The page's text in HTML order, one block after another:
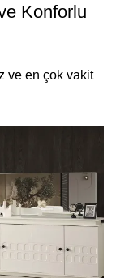
Konforlu
ve en çok vakit